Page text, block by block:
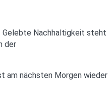
Gelebte Nachhaltigkeit steht
der
am nächsten Morgen wieder